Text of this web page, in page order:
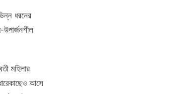
ধরনের
মহিলার
আসে